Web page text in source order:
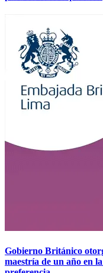
Gobierno Británico
maestría de un año en